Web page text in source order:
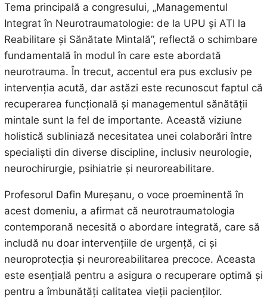
Tema principală a congresului, „Managementul
Integrat în Neurotraumatologie: de la UPU și ATI la
Reabilitare și Sănătate Mintală”, reflectă o schimbare
fundamentală în modul în care este abordată
neurotrauma. În trecut, accentul era pus exclusiv pe
intervenția acută, dar astăzi este recunoscut faptul că
recuperarea funcțională și managementul sănătății
mintale sunt la fel de importante. Această viziune
holistică subliniază necesitatea unei colaborări între
specialiști din diverse discipline, inclusiv neurologie,
neurochirurgie, psihiatrie și neuroreabilitare.
Profesorul Dafin Mureșanu, o voce proeminentă în
acest domeniu, a afirmat că neurotraumatologia
contemporană necesită o abordare integrată, care să
includă nu doar intervențiile de urgență, ci și
neuroprotecția și neuroreabilitarea precoce. Aceasta
este esențială pentru a asigura o recuperare optimă și
pentru a îmbunătăți calitatea vieții pacienților.